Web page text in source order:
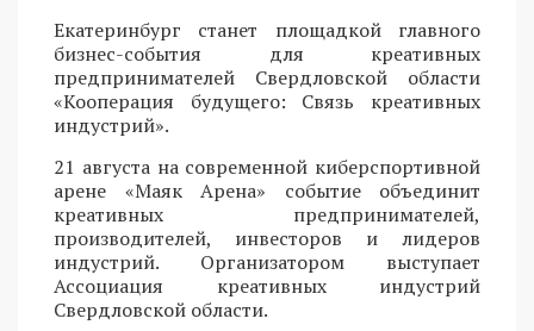
Екатеринбург станет площадкой главного
бизнес-события для креативных
предпринимателей Свердловской области
«Кооперация будущего: Связь креативных
индустрий».
21 августа на современной киберспортивной
арене «Маяк Арена» событие объединит
креативных предпринимателей,
производителей, инвесторов и лидеров
индустрий. Организатором выступает
Ассоциация креативных индустрий
Свердловской области.